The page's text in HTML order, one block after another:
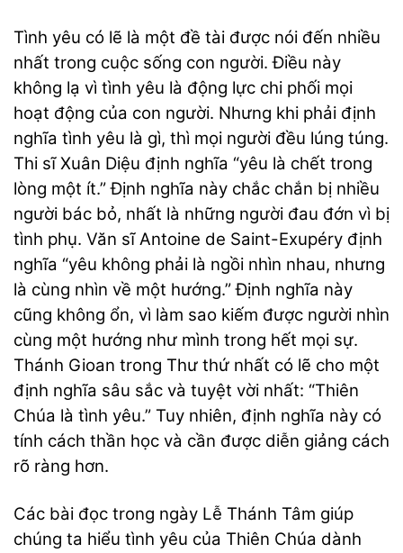
Tình yêu có lẽ là một đề tài được nói đến nhiều
nhất trong cuộc sống con người. Điều này
không lạ vì tình yêu là động lực chi phối mọi
hoạt động của con người. Nhưng khi phải định
nghĩa tình yêu là gì, thì mọi người đều lúng túng.
Thi sĩ Xuân Diệu định nghĩa “yêu là chết trong
lòng một ít.” Định nghĩa này chắc chắn bị nhiều
người bác bỏ, nhất là những người đau đớn vì bị
tình phụ. Văn sĩ Antoine de Saint-Exupéry định
nghĩa “yêu không phải là ngồi nhìn nhau, nhưng
là cùng nhìn về một hướng.” Định nghĩa này
cũng không ổn, vì làm sao kiếm được người nhìn
cùng một hướng như mình trong hết mọi sự.
Thánh Gioan trong Thư thứ nhất có lẽ cho một
định nghĩa sâu sắc và tuyệt vời nhất: “Thiên
Chúa là tình yêu.” Tuy nhiên, định nghĩa này có
tính cách thần học và cần được diễn giảng cách
rõ ràng hơn.
Các bài đọc trong ngày Lễ Thánh Tâm giúp
chúng ta hiểu tình yêu của Thiên Chúa dành